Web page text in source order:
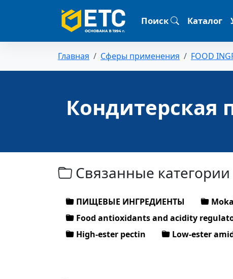
Поиск Каталог
Главная Сферы применения FOOD
Связанные категории
ПИЩЕВЫЕ ИНГРЕДИЕНТЫ
Food antioxidants and acidity
High-ester pectin
Low-ester